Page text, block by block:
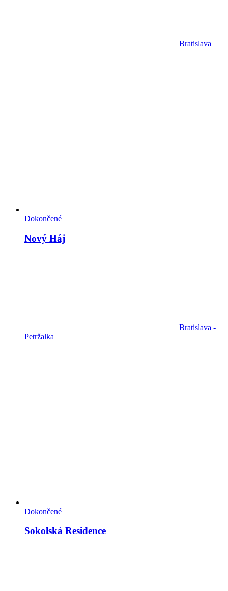
Bratislava
Dokončené
Nový Háj
Bratislava -
Petržalka
Dokončené
Sokolská Residence